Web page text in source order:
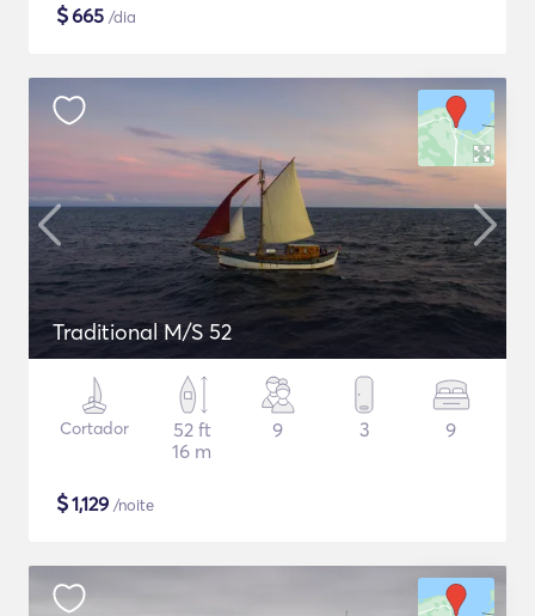
$665 /dia
Traditional M/S 52
Cortador
52 ft
16 m
9 3 9
$1,129 /noite